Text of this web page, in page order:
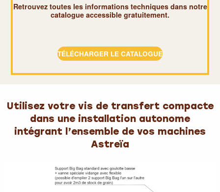
Retrouvez toutes les informations techniques dans notre
catalogue accessible gratuitement.
TÉLÉCHARGER LE CATALOGUE
Utilisez votre vis de transfert compacte
dans une installation autonome
intégrant l’ensemble de vos machines
Astreïa